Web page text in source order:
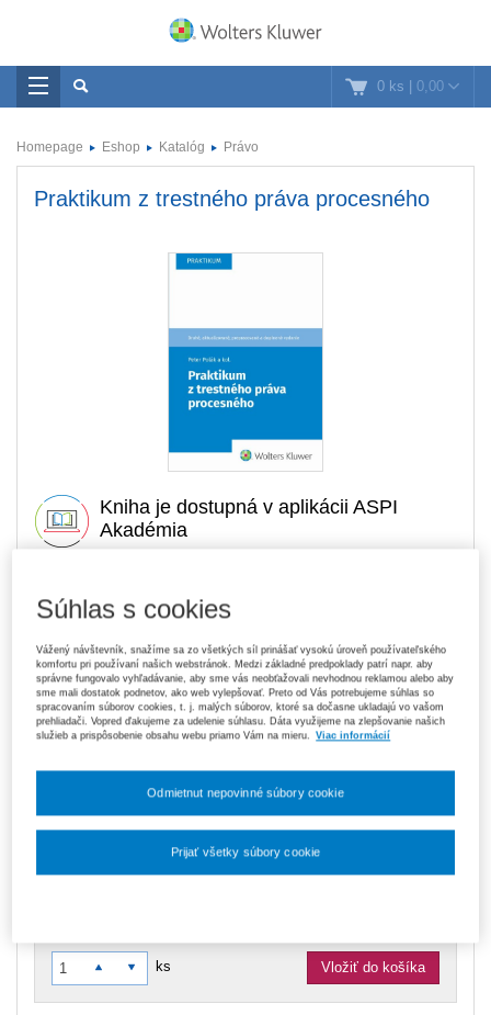
0 ks | 0,00
Homepage Eshop Katalóg Právo
Praktikum z trestného práva procesného
Kniha je dostupná v aplikácii ASPI
Akadémia
Tlačená kniha
119,70 €
Predplatné 6 mesiacov ASPI Akadémia
V predaji
E-kniha je dostupná výhradne prostredníctvom aplikácie ASPI
Akadémia. Čo je ASPI Akadémia?
Predplatné 12 mesiacov ASPI Akadémia
E-kniha je dostupná výhradne prostredníctvom aplikácie ASPI
Čo je ASPI Akadémia?
ks Vložiť do košíka
Súhlas s cookies
Vážený návštevník, snažíme sa zo všetkých síl prinášať vysokú úroveň používateľského
komfortu pri používaní našich webstránok. Medzi základné predpoklady patrí napr. aby
správne fungovalo vyhľadávanie, aby sme vás neobťažovali nevhodnou reklamou alebo aby
sme mali dostatok podnetov, ako web vylepšovať. Preto od Vás potrebujeme súhlas so
spracovaním súborov cookies, t. j. malých súborov, ktoré sa dočasne ukladajú vo vašom
prehliadači. Vopred ďakujeme za udelenie súhlasu. Dáta využijeme na zlepšovanie našich
služieb a prispôsobenie obsahu webu priamo Vám na mieru.
Viac informácií
Odmietnut nepovinné súbory cookie
Prijať všetky súbory cookie